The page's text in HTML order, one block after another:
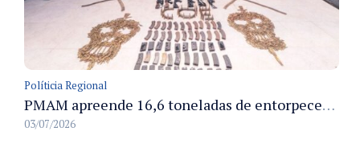
Políticia Regional
PMAM apreende 16,6 toneladas de entorpecentes e registra aumento nas prisões em flagrante e nas capturas de foragidos no primeiro semestre de 2026
03/07/2026